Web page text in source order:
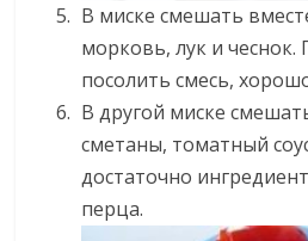
В миске смешать
морковь, лук и чеснок.
посолить смесь,
В другой миске
сметаны, томатный
достаточно
перца.